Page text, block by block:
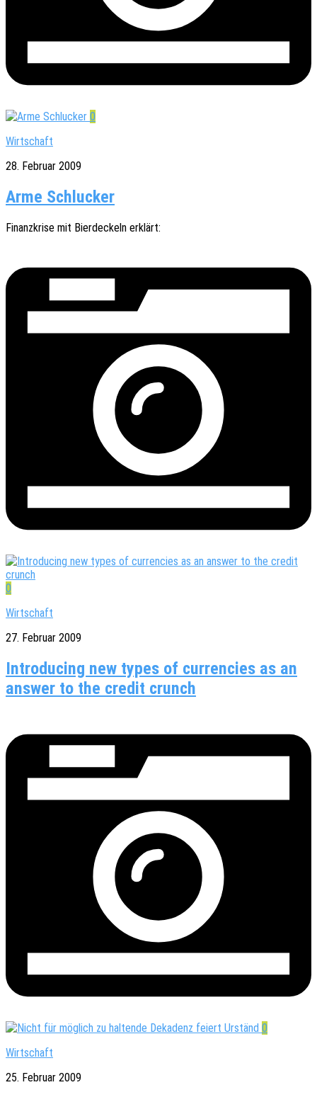
0
Wirtschaft
28. Februar 2009
Arme Schlucker
Finanz­kri­se mit Bier­de­ckeln erklärt:
0
Wirtschaft
27. Februar 2009
Introducing new types of currencies as an
answer to the credit crunch
0
Wirtschaft
25. Februar 2009